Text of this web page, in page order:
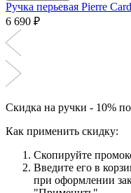
Ручка перьевая Pierre
6 690 ₽
Скидка на ручки - 10%
Как применить скидку:
Скопируйте
Введите его в
при оформлении